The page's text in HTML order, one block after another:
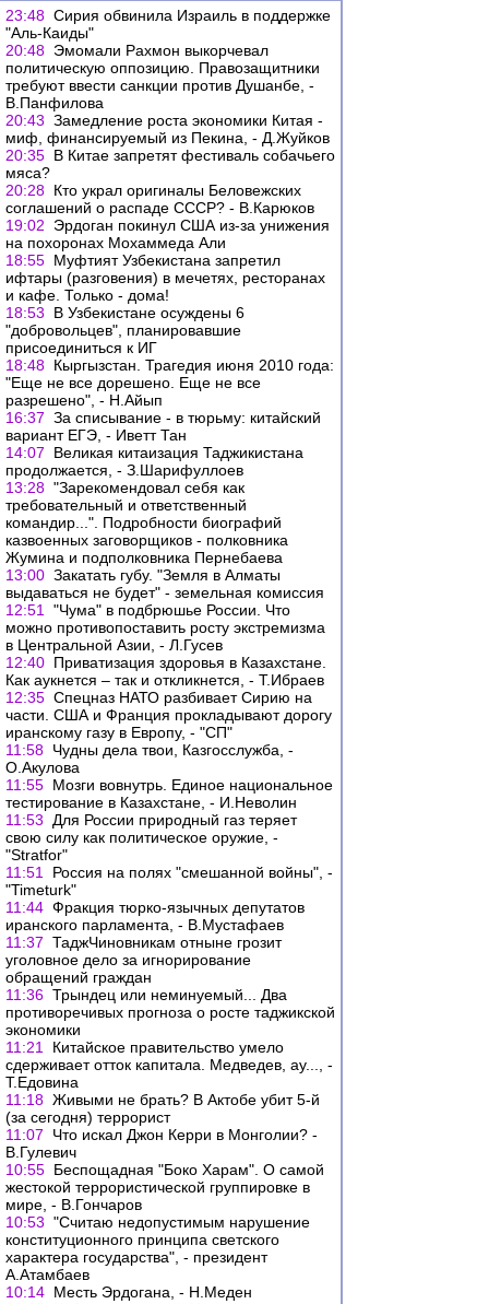
23:48 Сирия обвинила Израиль в поддержке
"Аль-Каиды"
20:48 Эмомали Рахмон выкорчевал
политическую оппозицию. Правозащитники
требуют ввести санкции против Душанбе, -
В.Панфилова
20:43 Замедление роста экономики Китая -
миф, финансируемый из Пекина, - Д.Жуйков
20:35 В Китае запретят фестиваль собачьего
мяса?
20:28 Кто украл оригиналы Беловежских
соглашений о распаде СССР? - В.Карюков
19:02
Эрдоган покинул США из-за унижения
на похоронах Мохаммеда Али
18:55 Муфтият Узбекистана запретил
ифтары (разговения) в мечетях, ресторанах
и кафе. Только - дома!
18:53
В Узбекистане осуждены 6
"добровольцев", планировавшие
присоединиться к ИГ
18:48 Кыргызстан. Трагедия июня 2010 года:
"Еще не все дорешено. Еще не все
разрешено", - Н.Айып
16:37 За списывание - в тюрьму: китайский
вариант ЕГЭ, - Иветт Тан
14:07
Великая китаизация Таджикистана
продолжается, - З.Шарифуллоев
13:28 "Зарекомендовал себя как
требовательный и ответственный
командир...". Подробности биографий
казвоенных заговорщиков - полковника
Жумина и подполковника Пернебаева
13:00 Закатать губу. "Земля в Алматы
выдаваться не будет" - земельная комиссия
12:51
"Чума" в подбрюшье России. Что
можно противопоставить росту экстремизма
в Центральной Азии, - Л.Гусев
12:40 Приватизация здоровья в Казахстане.
Как аукнется – так и откликнется, - Т.Ибраев
12:35 Спецназ НАТО разбивает Сирию на
части. США и Франция прокладывают дорогу
иранскому газу в Европу, - "СП"
11:58 Чудны дела твои, Казгосслужба, -
О.Акулова
11:55 Мозги вовнутрь. Единое национальное
тестирование в Казахстане, - И.Неволин
11:53
Для России природный газ теряет
свою силу как политическое оружие, -
"Stratfor"
11:51
Россия на полях "смешанной войны", -
"Timeturk"
11:44 Фракция тюрко-язычных депутатов
иранского парламента, - В.Мустафаев
11:37 ТаджЧиновникам отныне грозит
уголовное дело за игнорирование
обращений граждан
11:36 Трындец или неминуемый... Два
противоречивых прогноза о росте таджикской
экономики
11:21
Китайское правительство умело
сдерживает отток капитала. Медведев, ау..., -
Т.Едовина
11:18 Живыми не брать? В Актобе убит 5-й
(за сегодня) террорист
11:07
Что искал Джон Керри в Монголии? -
В.Гулевич
10:55 Беспощадная "Боко Харам". О самой
жестокой террористической группировке в
мире, - В.Гончаров
10:53 "Считаю недопустимым нарушение
конституционного принципа светского
характера государства", - президент
А.Атамбаев
10:14 Месть Эрдогана, - Н.Меден